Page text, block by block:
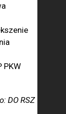
PKW
DO RSZ